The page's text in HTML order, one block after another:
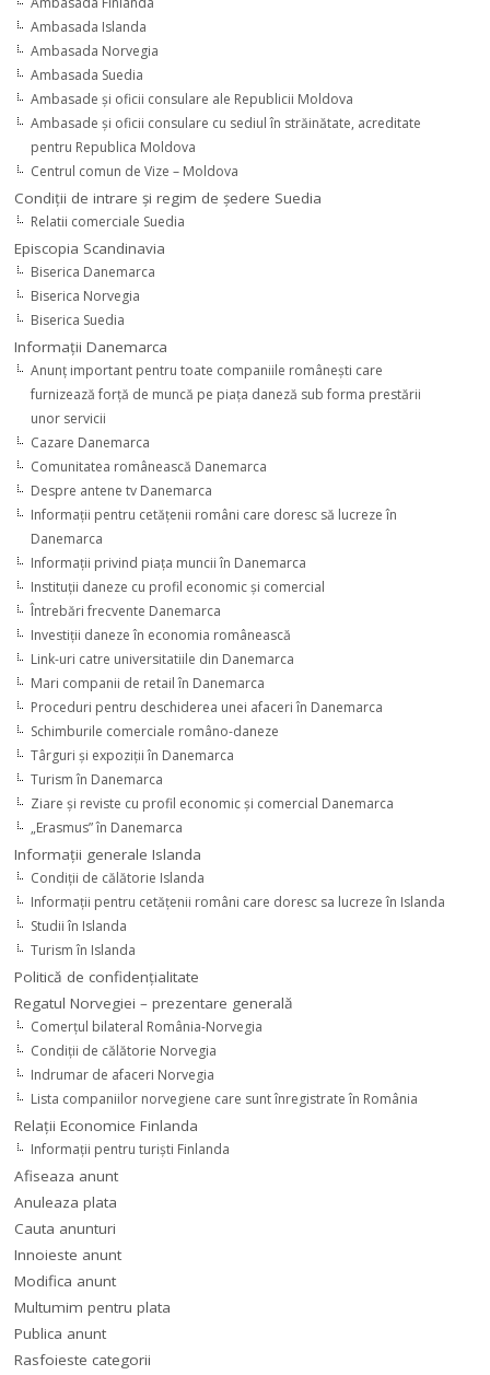
Ambasada Islanda
Ambasada Norvegia
Ambasada Suedia
Ambasade şi oficii consulare ale Republicii Moldova
Ambasade şi oficii consulare cu sediul în străinătate, acreditate
pentru Republica Moldova
Centrul comun de Vize – Moldova
Condiţii de intrare şi regim de şedere Suedia
Relatii comerciale Suedia
Episcopia Scandinavia
Biserica Danemarca
Biserica Norvegia
Biserica Suedia
Informaţii Danemarca
Anunţ important pentru toate companiile româneşti care
furnizează forţă de muncă pe piaţa daneză sub forma prestării
unor servicii
Cazare Danemarca
Comunitatea românească Danemarca
Despre antene tv Danemarca
Informaţii pentru cetăţenii români care doresc să lucreze în
Danemarca
Informaţii privind piaţa muncii în Danemarca
Instituţii daneze cu profil economic şi comercial
Întrebări frecvente Danemarca
Investiţii daneze în economia românească
Link-uri catre universitatiile din Danemarca
Mari companii de retail în Danemarca
Proceduri pentru deschiderea unei afaceri în Danemarca
Schimburile comerciale româno-daneze
Târguri şi expoziţii în Danemarca
Turism în Danemarca
Ziare şi reviste cu profil economic şi comercial Danemarca
„Erasmus” în Danemarca
Informaţii generale Islanda
Condiţii de călătorie Islanda
Informaţii pentru cetăţenii români care doresc sa lucreze în Islanda
Studii în Islanda
Turism în Islanda
Politică de confidențialitate
Regatul Norvegiei – prezentare generală
Comerţul bilateral România-Norvegia
Condiții de călătorie Norvegia
Indrumar de afaceri Norvegia
Lista companiilor norvegiene care sunt înregistrate în România
Relaţii Economice Finlanda
Informaţii pentru turişti Finlanda
Afiseaza anunt
Anuleaza plata
Cauta anunturi
Innoieste anunt
Modifica anunt
Multumim pentru plata
Publica anunt
Rasfoieste categorii